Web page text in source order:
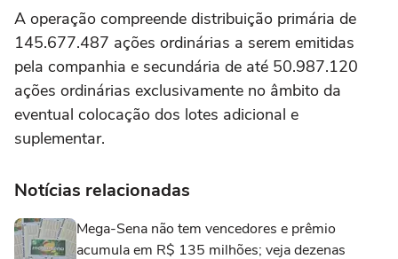
A operação compreende distribuição primária de
145.677.487 ações ordinárias a serem emitidas
pela companhia e secundária de até 50.987.120
ações ordinárias exclusivamente no âmbito da
eventual colocação dos lotes adicional e
suplementar.
Notícias relacionadas
Mega-Sena não tem vencedores e prêmio
acumula em R$ 135 milhões; veja dezenas